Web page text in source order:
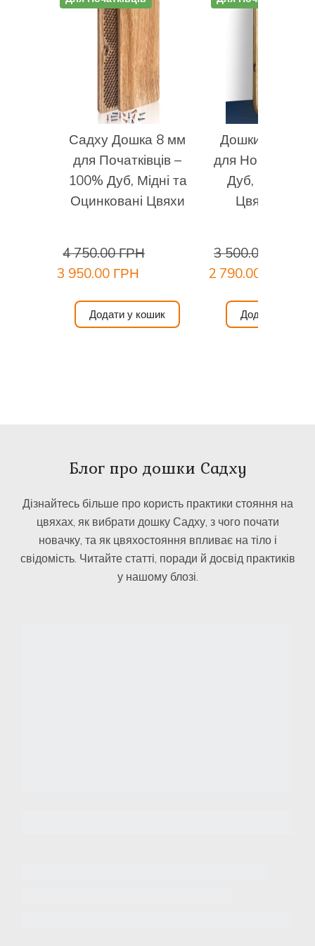
довкола, концентруйтеся на очікуваному
позитивному ефекті від практики цвяхостояння.
Тривалість практики:Для першого разу спробуйте
протриматися хоча б 1 хвилину. З кожним наступним
разом намагайтеся збільшити час практики хоча б на
30 секунд. Якщо вам дуже важко босоніж, одягніть
тонкі бавовняні шкарпетки. Коли зможете вистояти 5
хвилин, біль вщухне і ви зможете стояти скільки вам
Закінчення практики: З видихом зійдіть з дошок
Садху використовуючи підтримку або без неї.
Відчуйте свої стопи на поверхні підлоги. Відчуйте
Спостерігайте зміни. Насолоджуйтесь.
Садху Дошка 8 мм
для Початківців –
100% Дуб, Мідні та
Оцинковані Цвяхи
4 750.00 ГРН
3 950.00 ГРН
Додати у кошик
Дошки Садху
для Новачків –
Дуб,
Цвяхи для
3 500.00 ГРН
2 790.00 ГРН
Додати у
Блог про дошки Садху
Дізнайтесь більше про користь практики стояння на
цвяхах, як вибрати дошку Садху, з чого почати
новачку, та як цвяхостояння впливає на тіло і
свідомість. Читайте статті, поради й досвід практиків
у нашому блозі.